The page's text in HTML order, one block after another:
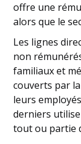
offre une
alors que le
Les lignes
non
familiaux et
couverts par
leurs
derniers
tout ou partie